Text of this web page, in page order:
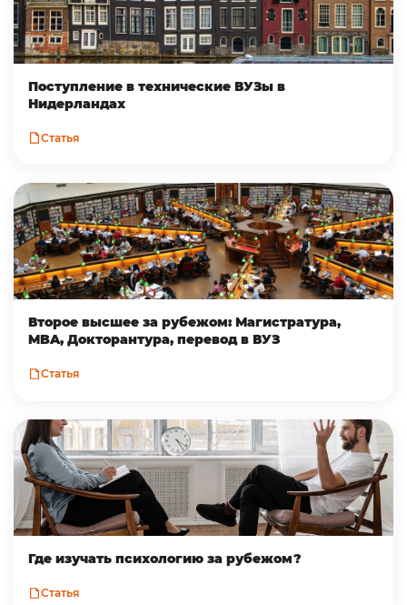
Поступление в технические ВУЗы в
Нидерландах
Статья
Второе высшее за рубежом: Магистратура,
MBA, Докторантура, перевод в ВУЗ
Статья
Где изучать психологию за рубежом?
Статья